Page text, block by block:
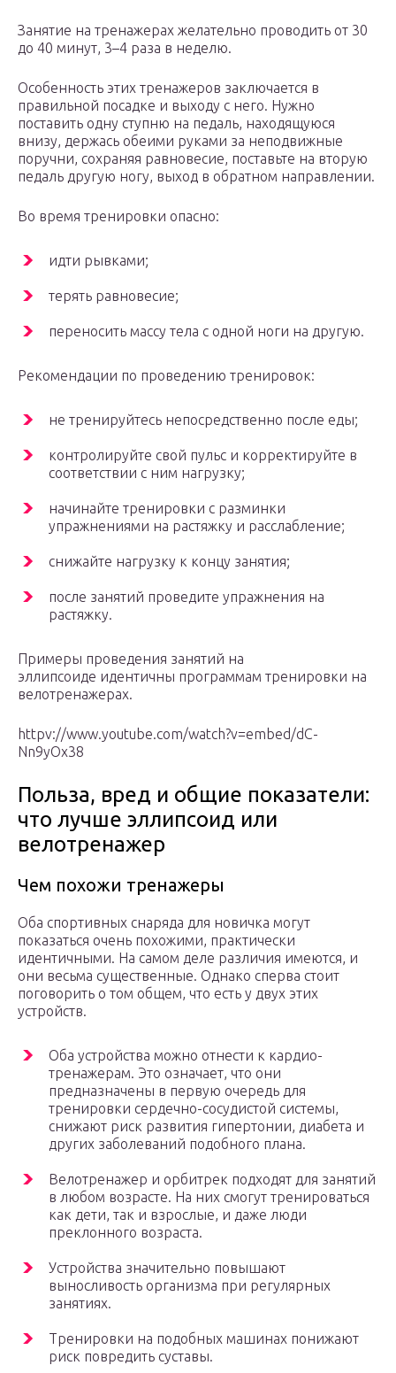
Занятие на тренажерах желательно проводить от 30
до 40 минут, 3–4 раза в неделю.
Особенность этих тренажеров заключается в
правильной посадке и выходу с него. Нужно
поставить одну ступню на педаль, находящуюся
внизу, держась обеими руками за неподвижные
поручни, сохраняя равновесие, поставьте на вторую
педаль другую ногу, выход в обратном направлении.
Во время тренировки опасно:
идти рывками;
терять равновесие;
переносить массу тела с одной ноги на другую.
Рекомендации по проведению тренировок:
не тренируйтесь непосредственно после еды;
контролируйте свой пульс и корректируйте в
соответствии с ним нагрузку;
начинайте тренировки с разминки
упражнениями на растяжку и расслабление;
снижайте нагрузку к концу занятия;
после занятий проведите упражнения на
растяжку.
Примеры проведения занятий на
эллипсоиде идентичны программам тренировки на
велотренажерах.
httpv://www.youtube.com/watch?v=embed/dC-
Nn9yOx38
Польза, вред и общие показатели:
что лучше эллипсоид или
велотренажер
Чем похожи тренажеры
Оба спортивных снаряда для новичка могут
показаться очень похожими, практически
идентичными. На самом деле различия имеются, и
они весьма существенные. Однако сперва стоит
поговорить о том общем, что есть у двух этих
устройств.
Оба устройства можно отнести к кардио-
тренажерам. Это означает, что они
предназначены в первую очередь для
тренировки сердечно-сосудистой системы,
снижают риск развития гипертонии, диабета и
других заболеваний подобного плана.
Велотренажер и орбитрек подходят для занятий
в любом возрасте. На них смогут тренироваться
как дети, так и взрослые, и даже люди
преклонного возраста.
Устройства значительно повышают
выносливость организма при регулярных
занятиях.
Тренировки на подобных машинах понижают
риск повредить суставы.